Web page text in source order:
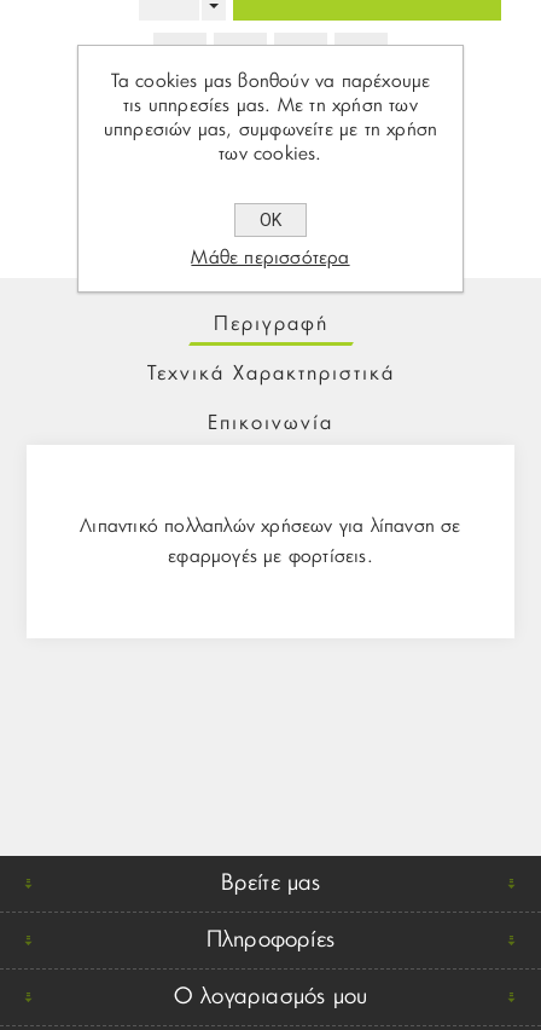
Share:
Περιγραφή
Τεχνικά Χαρακτηριστικά
Επικοινωνία
Λιπαντικό πολλαπλών χρήσεων για λίπανση σε
εφαρμογές με φορτίσεις.
Βρείτε μας
Πληροφορίες
Ο λογαριασμός μου
Τα cookies μας βοηθούν να παρέχουμε
τις υπηρεσίες μας. Με τη χρήση των
υπηρεσιών μας, συμφωνείτε με τη χρήση
των cookies.
ΟΚ
Μάθε περισσότερα